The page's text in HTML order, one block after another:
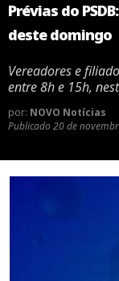
Prévias do
deste domingo
Vereadores e
entre 8h e 15h,
por: NOVO Notícias
Publicado 20 de